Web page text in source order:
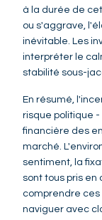
à la durée de
ou s'aggrave,
inévitable. Les
interpréter le
stabilité sous-
En résumé,
risque politique
financière des
marché.
sentiment, la
sont tous pris en
comprendre ces
naviguer avec